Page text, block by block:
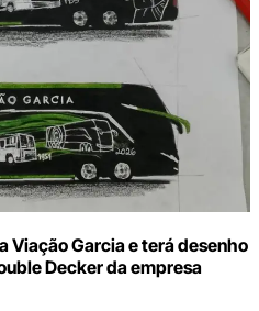
Viação Garcia e terá desenho
Decker da empresa